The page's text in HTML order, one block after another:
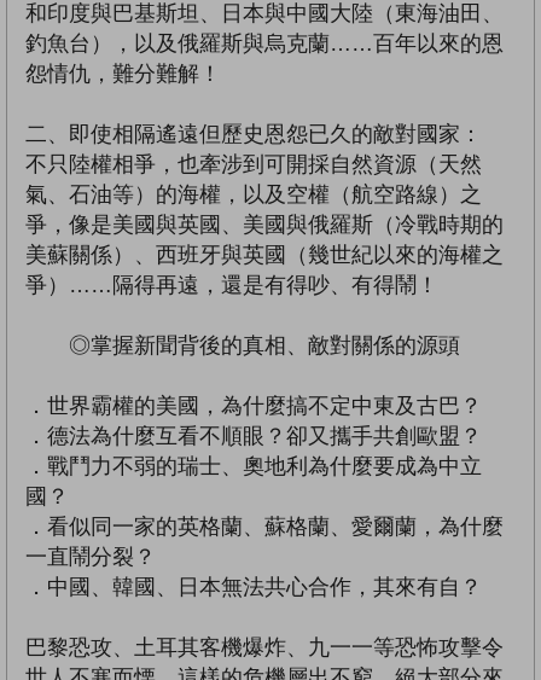
和印度與巴基斯坦、日本與中國大陸（東海油田、
釣魚台），以及俄羅斯與烏克蘭……百年以來的恩
怨情仇，難分難解！
二、即使相隔遙遠但歷史恩怨已久的敵對國家：
不只陸權相爭，也牽涉到可開採自然資源（天然
氣、石油等）的海權，以及空權（航空路線）之
爭，像是美國與英國、美國與俄羅斯（冷戰時期的
美蘇關係）、西班牙與英國（幾世紀以來的海權之
爭）……隔得再遠，還是有得吵、有得鬧！
◎掌握新聞背後的真相、敵對關係的源頭
．世界霸權的美國，為什麼搞不定中東及古巴？
．德法為什麼互看不順眼？卻又攜手共創歐盟？
．戰鬥力不弱的瑞士、奧地利為什麼要成為中立
國？
．看似同一家的英格蘭、蘇格蘭、愛爾蘭，為什麼
一直鬧分裂？
．中國、韓國、日本無法共心合作，其來有自？
巴黎恐攻、土耳其客機爆炸、九一一等恐怖攻擊令